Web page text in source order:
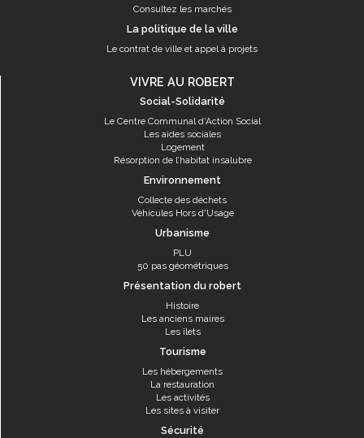
Consultez les marchés
La politique de la ville
Le contrat de ville et appel à projets
VIVRE AU ROBERT
Social-Solidarité
Le Centre Communal d'Action Social
Les aides sociales
Logement
Résorption de l’habitat insalubre
Environnement
Collecte des déchets
Véhicules Hors d'Usage
Urbanisme
PLU
50 pas géométriques
Présentation du robert
Histoire
Les anciens maires
Les îlets
Tourisme
Les hébergements
La restauration
Les activités
Les sites à visiter
Sécurité